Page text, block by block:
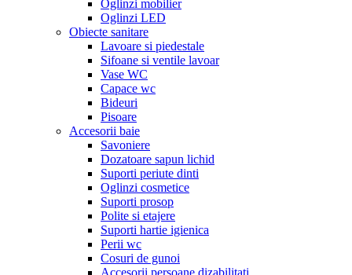
Oglinzi mobilier
Oglinzi LED
Obiecte sanitare
Lavoare si piedestale
Sifoane si ventile lavoar
Vase WC
Capace wc
Bideuri
Pisoare
Accesorii baie
Savoniere
Dozatoare sapun lichid
Suporti periute dinti
Oglinzi cosmetice
Suporti prosop
Polite si etajere
Suporti hartie igienica
Perii wc
Cosuri de gunoi
Accesorii persoane dizabilitati